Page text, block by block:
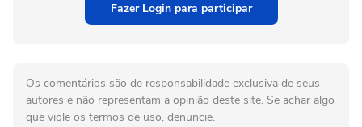
Fazer Login para participar
Os comentários são de responsabilidade exclusiva de seus
autores e não representam a opinião deste site. Se achar algo
que viole os termos de uso, denuncie.